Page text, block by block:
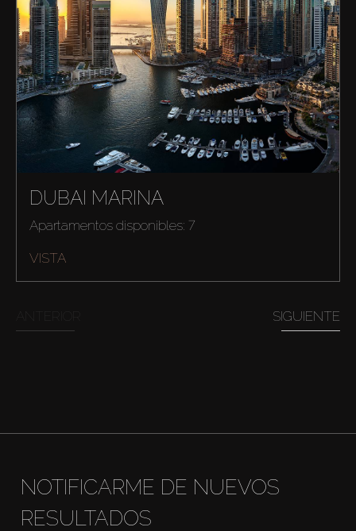
Venta
DUBAI MARINA
Apartamentos disponibles: 7
VISTA
SIGUIENTE
NOTIFICARME DE NUEVOS
RESULTADOS